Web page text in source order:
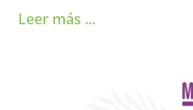
Leer más ...